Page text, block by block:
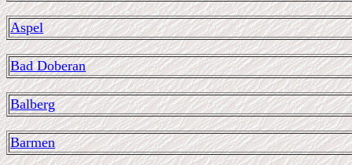
Aspel
Bad Doberan
Balberg
Barmen